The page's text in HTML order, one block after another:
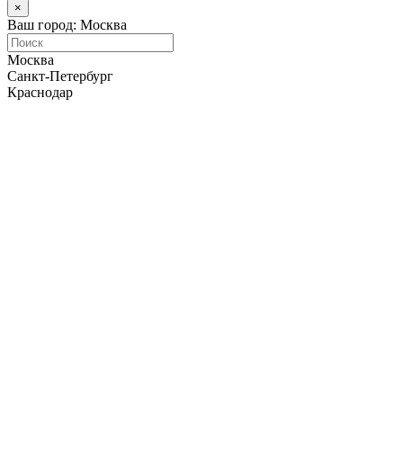
×
Ваш город: Москва
Москва
Санкт-Петербург
Краснодар